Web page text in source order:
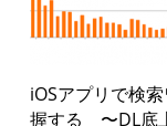
iOSアプリで検
握する 〜DL底